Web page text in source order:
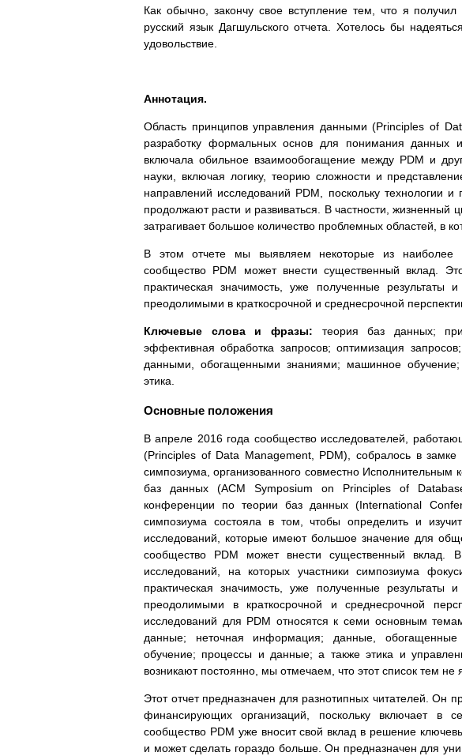
Как обычно, закончу свое вступление тем, что я
русский язык Дагшульского отчета. Хотелось бы
удовольствие.
Аннотация.
Область принципов управления данными (Principles of
разработку формальных основ для понимания
включала обильное взаимообогащение между PDM и
науки, включая логику, теорию сложности и
направлений исследований PDM, поскольку технологии
продолжают расти и развиваться. В частности, жизненный
затрагивает большое количество проблемных областей, в
В этом отчете мы выявляем некоторые из наиболее
сообщество PDM может внести существенный вклад.
практическая значимость, уже полученные результаты
преодолимыми в краткосрочной и среднесрочной
Ключевые слова и фразы: теория баз данных;
эффективная обработка запросов; оптимизация
данными, обогащенными знаниями; машинное
этика.
Основные положения
В апреле 2016 года сообщество исследователей,
(Principles of Data Management, PDM), собралось в
симпозиума, организованного совместно
баз данных (ACM Symposium on Principles of
конференции по теории баз данных (International
симпозиума состояла в том, чтобы определить и
исследований, которые имеют большое значение для
сообщество PDM может внести существенный вклад.
исследований, на которых участники симпозиума
практическая значимость, уже полученные результаты
преодолимыми в краткосрочной и среднесрочной
исследований для PDM относятся к семи основным
данные; неточная информация; данные,
обучение; процессы и данные; а также этика и
возникают постоянно, мы отмечаем, что этот список тем
Этот отчет предназначен для разнотипных читателей. Он
финансирующих организаций, поскольку включает в
сообщество PDM уже вносит свой вклад в решение
и может сделать гораздо больше. Он предназначен для